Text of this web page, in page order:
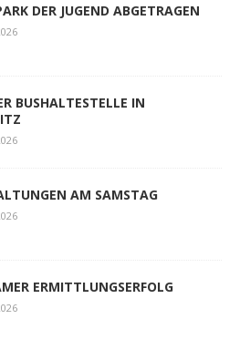
DER JUGEND ABGETRAGEN
BUSHALTESTELLE IN
AM SAMSTAG
ERMITTLUNGSERFOLG